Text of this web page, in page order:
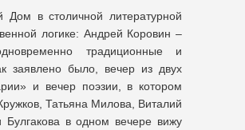
Дом в столичной литературной
логике: Андрей Коровин –
традиционные и
заявлено было, вечер из двух
и вечер поэзии, в котором
Татьяна Милова, Виталий
Булгакова в одном вечере вижу